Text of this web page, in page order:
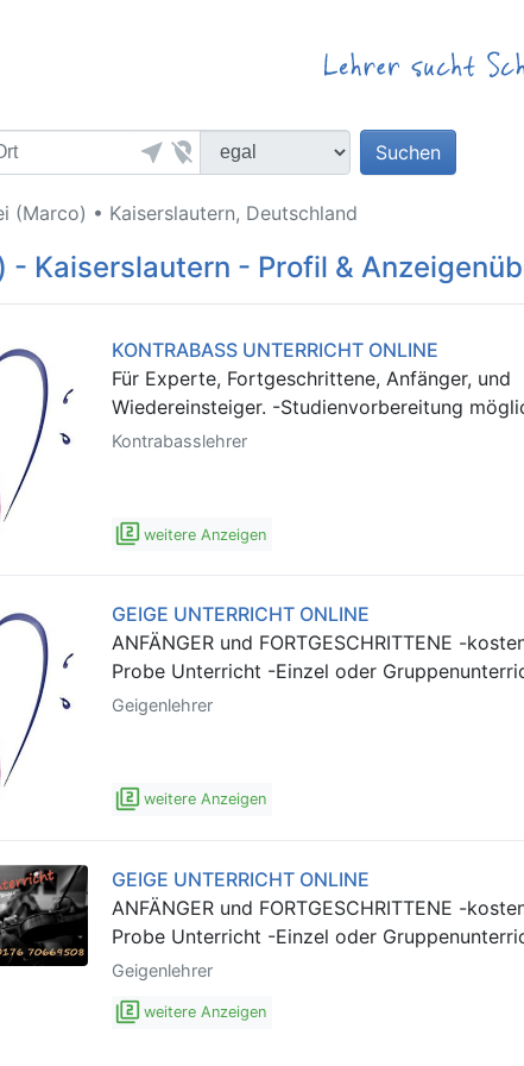
near_me location_off Suchen
(Marco) • Kaiserslautern, Deutschland
Kaiserslautern - Profil &
KONTRABASS UNTERRICHT ONLINE
Für Experte, Fortgeschrittene, Anfänger, und
Wiedereinsteiger. -Studienvorbereitung
Kontrabasslehrer
filter_2 weitere Anzeigen
GEIGE UNTERRICHT ONLINE
ANFÄNGER und FORTGESCHRITTENE -
Probe Unterricht -Einzel oder
Geigenlehrer
filter_2 weitere Anzeigen
GEIGE UNTERRICHT ONLINE
ANFÄNGER und FORTGESCHRITTENE -
Probe Unterricht -Einzel oder
Geigenlehrer
filter_2 weitere Anzeigen